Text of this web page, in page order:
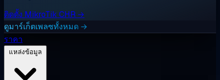
ติดตั้ง MikroTik CHR →
ดูมาร์เก็ตเพลซทั้งหมด →
ราคา